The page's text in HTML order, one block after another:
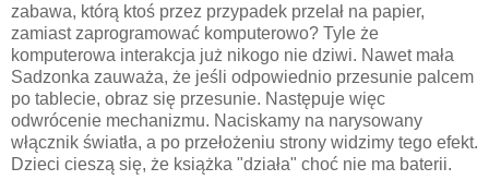
zabawa, którą ktoś przez przypadek przelał na papier,
zamiast zaprogramować komputerowo? Tyle że
komputerowa interakcja już nikogo nie dziwi. Nawet mała
Sadzonka zauważa, że jeśli odpowiednio przesunie palcem
po tablecie, obraz się przesunie. Następuje więc
odwrócenie mechanizmu. Naciskamy na narysowany
włącznik światła, a po przełożeniu strony widzimy tego efekt.
Dzieci cieszą się, że książka "działa" choć nie ma baterii.